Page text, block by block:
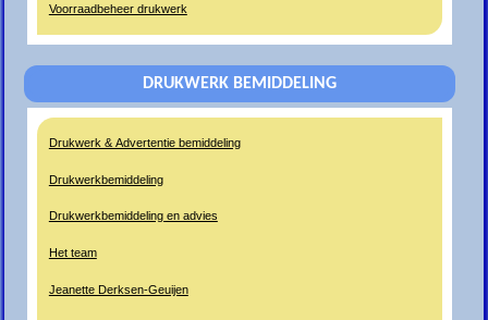
Voorraadbeheer drukwerk
DRUKWERK BEMIDDELING
Drukwerk & Advertentie bemiddeling
Drukwerkbemiddeling
Drukwerkbemiddeling en advies
Het team
Jeanette Derksen-Geuijen